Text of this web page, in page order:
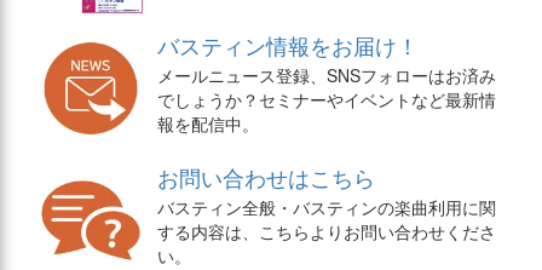
バスティン情報をお届け！
メールニュース登録、SNSフォローはお済み
でしょうか？セミナーやイベントなど最新情
報を配信中。
お問い合わせはこちら
バスティン全般・バスティンの楽曲利用に関
する内容は、こちらよりお問い合わせくださ
い。